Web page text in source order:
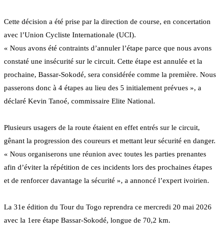
Cette décision a été prise par la direction de course, en concertation
avec l’Union Cycliste Internationale (UCI).
« Nous avons été contraints d’annuler l’étape parce que nous avons
constaté une insécurité sur le circuit. Cette étape est annulée et la
prochaine, Bassar-Sokodé, sera considérée comme la première. Nous
passerons donc à 4 étapes au lieu des 5 initialement prévues », a
déclaré Kevin Tanoé, commissaire Elite National.
Plusieurs usagers de la route étaient en effet entrés sur le circuit,
gênant la progression des coureurs et mettant leur sécurité en danger.
« Nous organiserons une réunion avec toutes les parties prenantes
afin d’éviter la répétition de ces incidents lors des prochaines étapes
et de renforcer davantage la sécurité », a annoncé l’expert ivoirien.
La 31e édition du Tour du Togo reprendra ce mercredi 20 mai 2026
avec la 1ere étape Bassar-Sokodé, longue de 70,2 km.